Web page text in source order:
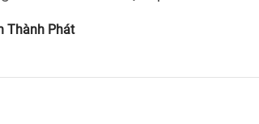
Thành Phát